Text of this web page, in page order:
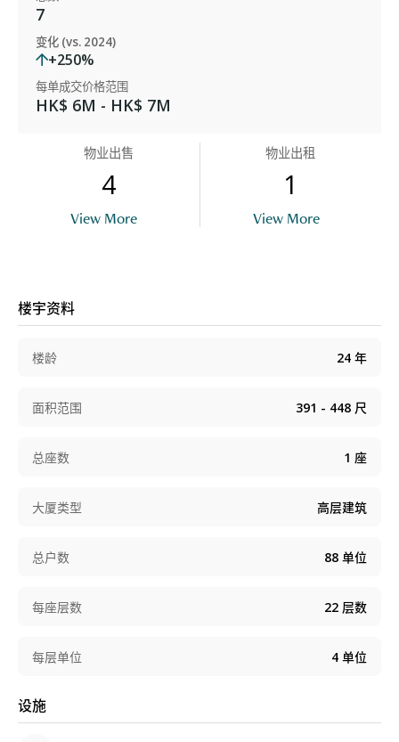
7
变化 (vs. 2024)
+250%
每单成交价格范围
HK$ 6M - HK$ 7M
物业出售
4
View More
物业出租
1
View More
楼宇资料
楼龄 24 年
面积范围 391 - 448 尺
总座数 1 座
大厦类型 高层建筑
总户数 88 单位
每座层数 22 层数
每层单位 4 单位
设施